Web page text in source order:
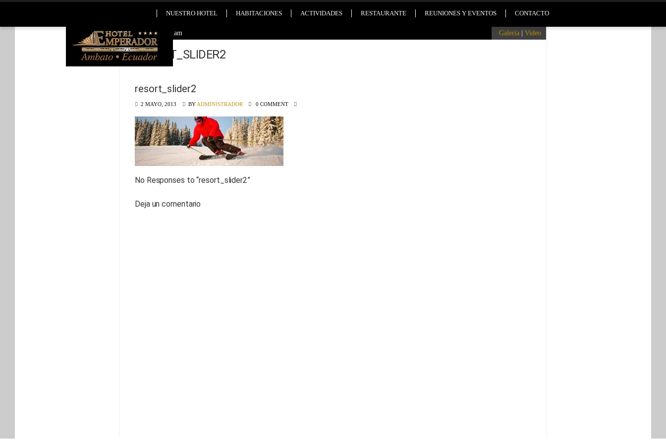
NUESTRO HOTEL HABITACIONES ACTIVIDADES RESTAURANTE REUNIONES Y EVENTOS CONTACTO
2026-08-06 5:48 am Galería Video
RESORT_SLIDER2
resort_slider2
2 MAYO, 2013 BY ADMINISTRADOR 0 COMMENT
No Responses to “resort_slider2”
Deja un comentario